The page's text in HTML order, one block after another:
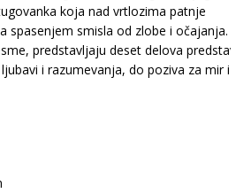
koja nad vrtlozima patnje
spasenjem smisla od zlobe i očajanja.
predstavljaju deset delova predstave
i razumevanja, do poziva za mir i